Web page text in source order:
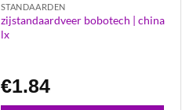
STANDAARDEN
zijstandaardveer bobotech | china
lx
€1.84